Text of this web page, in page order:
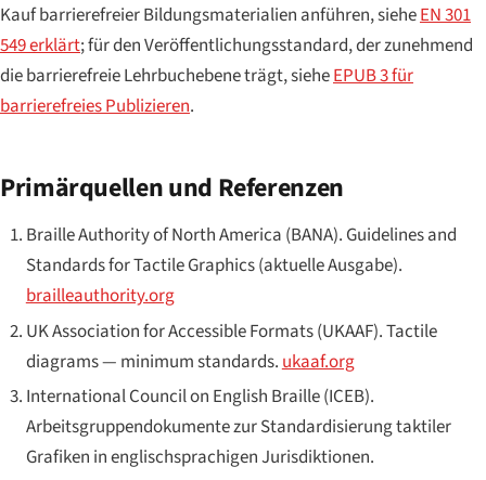
Kauf barrierefreier Bildungsmaterialien anführen, sieheEN 301
549 erklärt; für den Veröffentlichungsstandard, der zunehmend
die barrierefreie Lehrbuchebene trägt, sieheEPUB 3 für
barrierefreies Publizieren.
Primärquellen und Referenzen
Braille Authority of North America (BANA). Guidelines and
Standards for Tactile Graphics(aktuelle Ausgabe).
brailleauthority.org
UK Association for Accessible Formats (UKAAF).Tactile
diagrams — minimum standards. ukaaf.org
International Council on English Braille (ICEB).
Arbeitsgruppendokumente zur Standardisierung taktiler
Grafiken in englischsprachigen Jurisdiktionen.